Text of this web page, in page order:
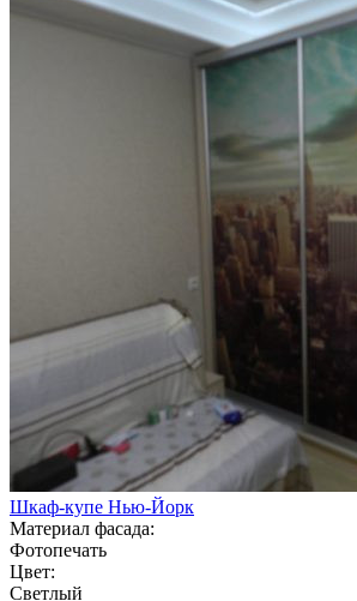
Шкаф-купе Нью-Йорк
Материал фасада:
Фотопечать
Цвет:
Светлый